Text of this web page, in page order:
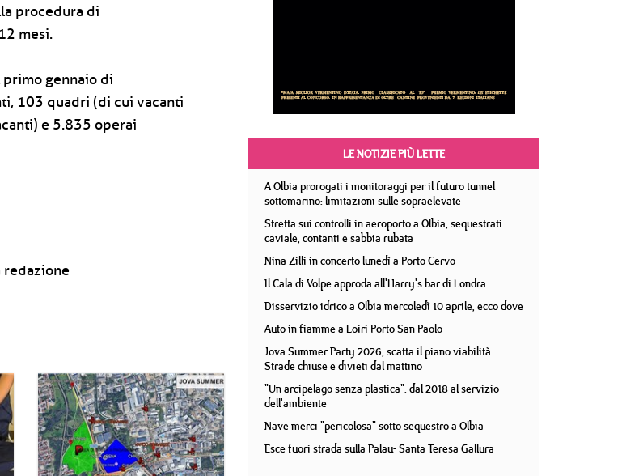
procedura di
mesi.
primo gennaio di
103 quadri (di cui vacanti
e 5.835 operai
LE NOTIZIE PIÙ LETTE
A Olbia prorogati i monitoraggi per il futuro tunnel
sottomarino: limitazioni sulle sopraelevate
Stretta sui controlli in aeroporto a Olbia, sequestrati
caviale, contanti e sabbia rubata
Nina Zilli in concerto lunedì a Porto Cervo
Il Cala di Volpe approda all'Harry's bar di Londra
Disservizio idrico a Olbia mercoledì 10 aprile, ecco dove
Auto in fiamme a Loiri Porto San Paolo
Jova Summer Party 2026, scatta il piano viabilità.
Strade chiuse e divieti dal mattino
"Un arcipelago senza plastica": dal 2018 al servizio
dell'ambiente
Nave merci "pericolosa" sotto sequestro a Olbia
Esce fuori strada sulla Palau- Santa Teresa Gallura